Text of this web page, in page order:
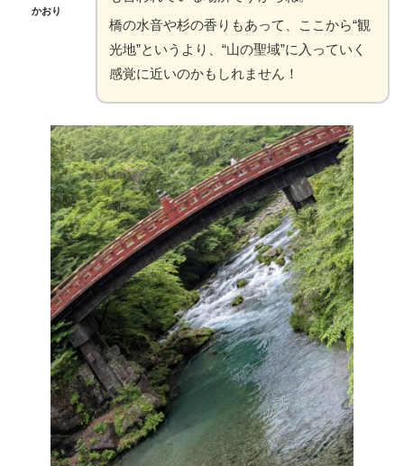
かおり
橋の水音や杉の香りもあって、ここから“観
光地”というより、“山の聖域”に入っていく
感覚に近いのかもしれません！